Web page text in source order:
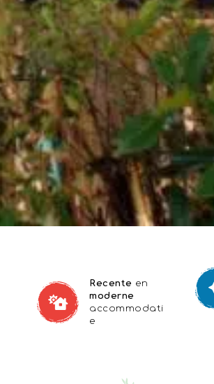
Recente en
moderne
accommodati
e